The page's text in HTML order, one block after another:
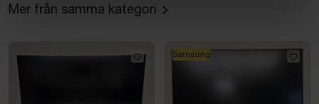
Mer från samma kategori
Samsung